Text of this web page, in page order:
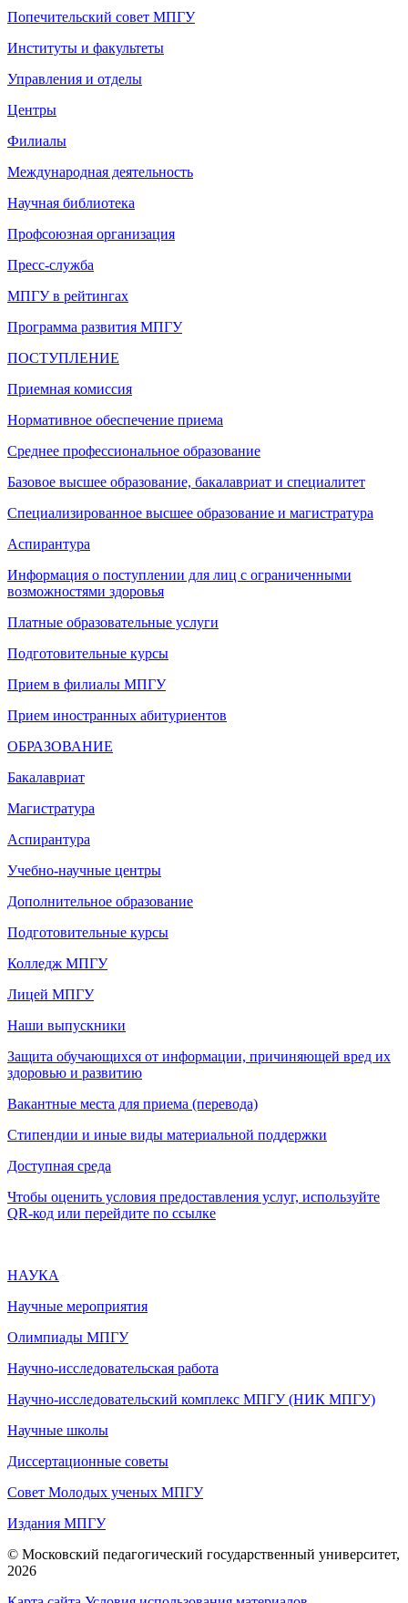
Попечительский совет МПГУ
Институты и факультеты
Управления и отделы
Центры
Филиалы
Международная деятельность
Научная библиотека
Профсоюзная организация
Пресс-служба
МПГУ в рейтингах
Программа развития МПГУ
ПОСТУПЛЕНИЕ
Приемная комиссия
Нормативное обеспечение приема
Среднее профессиональное образование
Базовое высшее образование, бакалавриат и специалитет
Специализированное высшее образование и магистратура
Аспирантура
Информация о поступлении для лиц с ограниченными
возможностями здоровья
Платные образовательные услуги
Подготовительные курсы
Прием в филиалы МПГУ
Прием иностранных абитуриентов
ОБРАЗОВАНИЕ
Бакалавриат
Магистратура
Аспирантура
Учебно-научные центры
Дополнительное образование
Подготовительные курсы
Колледж МПГУ
Лицей МПГУ
Наши выпускники
Защита обучающихся от информации, причиняющей вред их
здоровью и развитию
Вакантные места для приема (перевода)
Стипендии и иные виды материальной поддержки
Доступная среда
Чтобы оценить условия предоставления услуг, используйте
QR-код или перейдите по ссылке
НАУКА
Научные мероприятия
Олимпиады МПГУ
Научно-исследовательская работа
Научно-исследовательский комплекс МПГУ (НИК МПГУ)
Научные школы
Диссертационные советы
Совет Молодых ученых МПГУ
Издания МПГУ
© Московский педагогический государственный университет,
2026